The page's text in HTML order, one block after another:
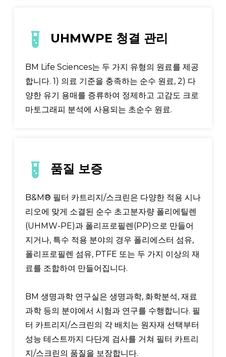
UHMWPE 청결 관리
BM Life Sciences는 두 가지 유형의 원료를 제공
합니다. 1) 의료 기준을 충족하는 순수 원료, 2) 다
양한 유기 용매를 증류하여 정제하고 고감도 크로
마토그래피 분석에 사용되는 초순수 원료.
품질 보증
B&M® 필터 카트리지/스크린은 다양한 적용 시나
리오에 맞게 소결된 순수 초고분자량 폴리에틸렌
(UHMW-PE)과 폴리프로필렌(PP)으로 만들어
지거나, 특수 적용 분야의 경우 폴리에스터 섬유,
폴리프로필렌 섬유, PTFE 또는 두 가지 이상의 재
료를 조합하여 만들어집니다.
BM 생명과학 연구실은 생명과학, 화학분석, 재료
과학 등의 분야에서 시험과 연구를 수행합니다. 필
터 카트리지/스크린의 각 배치는 원자재 선택부터
성능 테스트까지 다단계 검사를 거쳐 필터 카트리
지/스크린의 품질을 보장합니다.